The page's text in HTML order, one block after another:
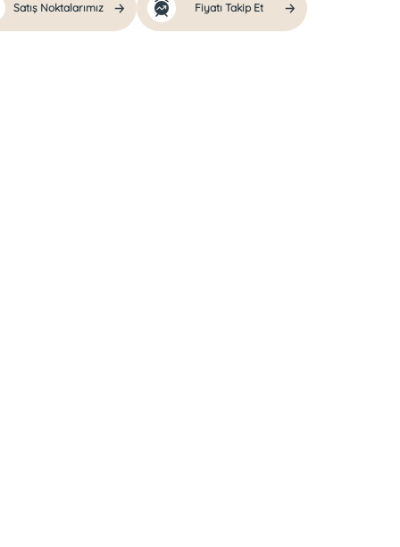
Satış Noktalarımız Fiyatı Takip Et